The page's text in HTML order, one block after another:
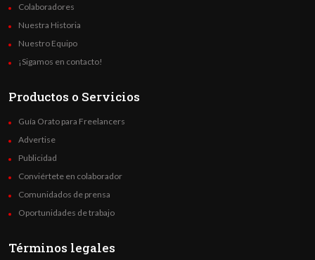
Colaboradores
Nuestra Historia
Nuestro Equipo
¡Sigamos en contacto!
Productos o Servicios
Guía Orato para Freelancers
Advertise
Publicidad
Conviértete en colaborador
Comunidados de prensa
Oportunidades de trabajo
Términos legales